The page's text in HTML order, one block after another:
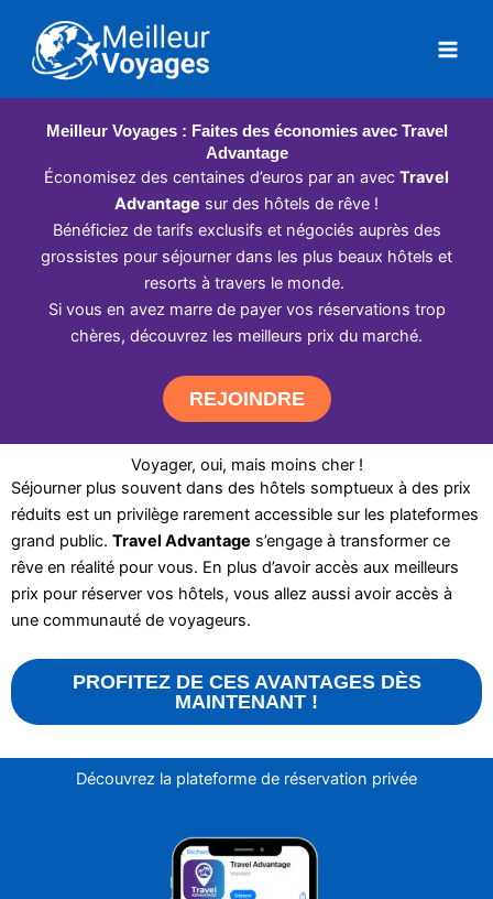
contenu
Meilleur Voyages : Faites des économies avec Travel
Advantage
Économisez des centaines d’euros par an avec Travel
Advantage sur des hôtels de rêve !
Bénéficiez de tarifs exclusifs et négociés auprès des
grossistes pour séjourner dans les plus beaux hôtels et
resorts à travers le monde.
Si vous en avez marre de payer vos réservations trop
chères, découvrez les meilleurs prix du marché.
REJOINDRE
Voyager, oui, mais moins cher !
Séjourner plus souvent dans des hôtels somptueux à des prix
réduits est un privilège rarement accessible sur les plateformes
grand public. Travel Advantage s’engage à transformer ce
rêve en réalité pour vous. En plus d’avoir accès aux meilleurs
prix pour réserver vos hôtels, vous allez aussi avoir accès à
une communauté de voyageurs.
PROFITEZ DE CES AVANTAGES DÈS
MAINTENANT !
Découvrez la plateforme de réservation privée